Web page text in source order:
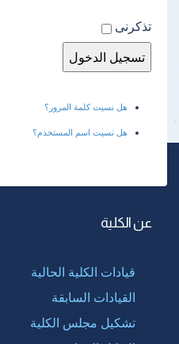
تذكرنى
هل نسيت كلمة المرور؟
هل نسيت اسم المستخدم؟
عن الكلية
قيادات الكلية الحالية
القيادات السابقة
تشكيل مجلس الكلية